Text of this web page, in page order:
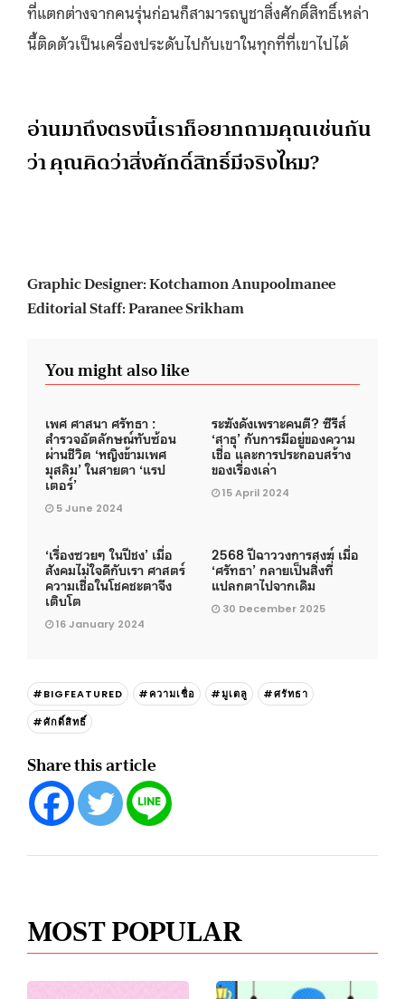
ที่แตกต่างจากคนรุ่นก่อนก็สามารถบูชาสิ่งศักดิ์สิทธิ์เหล่า
นี้ติดตัวเป็นเครื่องประดับไปกับเขาในทุกที่ที่เขาไปได้
อ่านมาถึงตรงนี้เราก็อยากถามคุณเช่นกัน
ว่า คุณคิดว่าสิ่งศักดิ์สิทธิ์มีจริงไหม?
Graphic Designer: Kotchamon Anupoolmanee
Editorial Staff: Paranee Srikham
You might also like
เพศ ศาสนา ศรัทธา :
สำรวจอัตลักษณ์ทับซ้อน
ผ่านชีวิต ‘หญิงข้ามเพศ
มุสลิม’ ในสายตา ‘แรป
เตอร์’
5 June 2024
ระฆังดังเพราะคนตี? ซีรีส์
‘สาธุ’ กับการมีอยู่ของความ
เชื่อ และการประกอบสร้าง
ของเรื่องเล่า
15 April 2024
‘เรื่องซวยๆ ในปีชง’ เมื่อ
สังคมไม่ใจดีกับเรา ศาสตร์
ความเชื่อในโชคชะตาจึง
เติบโต
16 January 2024
2568 ปีฉาววงการสงฆ์ เมื่อ
‘ศรัทธา’ กลายเป็นสิ่งที่
แปลกตาไปจากเดิม
30 December 2025
#BIGFEATURED #ความเชื่อ #มูเตลู
#ศรัทธา
#ศักดิ์สิทธิ์
Share this article
MOST POPULAR